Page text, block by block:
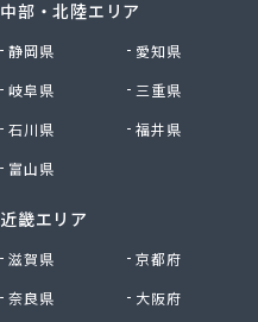
中部・北陸エリア
静岡県
愛知県
岐阜県
三重県
石川県
福井県
富山県
近畿エリア
滋賀県
京都府
奈良県
大阪府